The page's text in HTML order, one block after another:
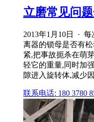
立磨常见问
2013年1月10日 ·
离器的锁母是否有
紧,把事故扼杀在萌
轻它的重量,同时加
隙进入旋转体,减少
联系电话: 180 3780